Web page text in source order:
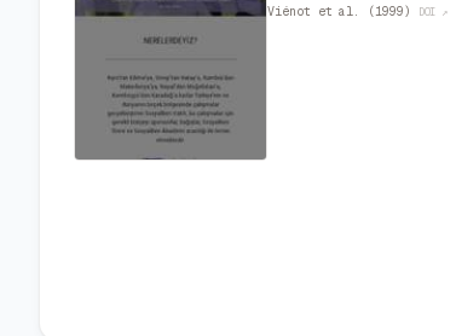
Viénot et al. (1999) DOI ↗